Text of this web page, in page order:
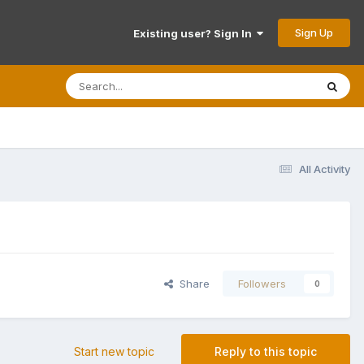
Existing user? Sign In Sign Up
All Activity
Share Followers 0
Reply to this topic
Start new topic